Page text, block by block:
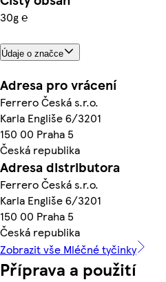
30g ℮
Údaje o značce
Adresa pro vrácení
Ferrero Česká s.r.o.
Karla Engliše 6/3201
150 00 Praha 5
Česká republika
Adresa distributora
Ferrero Česká s.r.o.
Karla Engliše 6/3201
150 00 Praha 5
Česká republika
Zobrazit vše Mléčné tyčinky
Příprava a použití